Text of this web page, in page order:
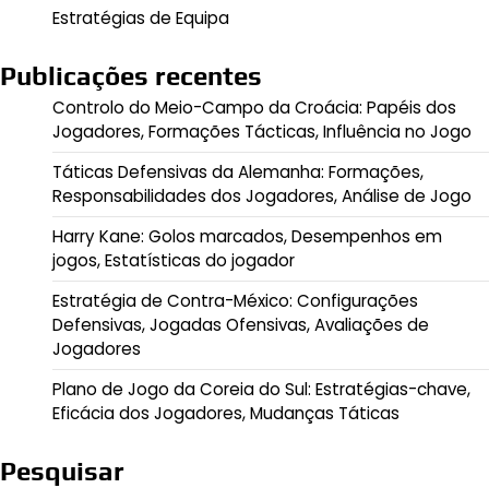
Estratégias de Equipa
Publicações recentes
Controlo do Meio-Campo da Croácia: Papéis dos
Jogadores, Formações Tácticas, Influência no Jogo
Táticas Defensivas da Alemanha: Formações,
Responsabilidades dos Jogadores, Análise de Jogo
Harry Kane: Golos marcados, Desempenhos em
jogos, Estatísticas do jogador
Estratégia de Contra-México: Configurações
Defensivas, Jogadas Ofensivas, Avaliações de
Jogadores
Plano de Jogo da Coreia do Sul: Estratégias-chave,
Eficácia dos Jogadores, Mudanças Táticas
Pesquisar